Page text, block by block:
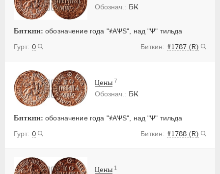
БК
Биткин: обозначение года "҂АѰS", над "Ѱ" тильда
0
#1787 (R)
БК
Биткин: обозначение года "҂АѰS", над "Ѱ" тильда
0
#1788 (R)
Цены 7
Цены 1